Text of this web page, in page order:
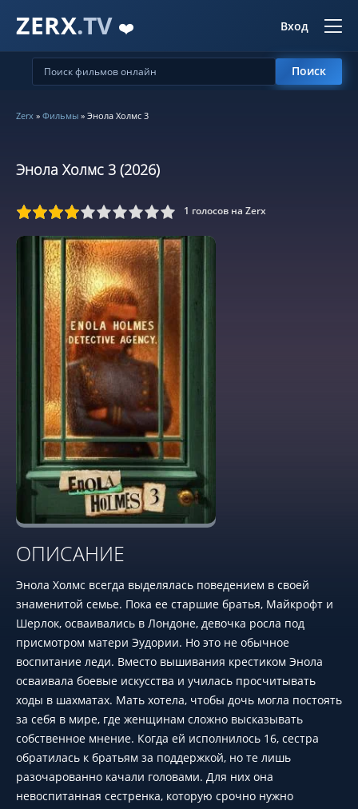
ZERX.TV ❤️ Вход
Поиск
Zerx » Фильмы » Энола Холмс 3
Энола Холмс 3 (2026)
6 7 8 9 10 1 голосов на Zerx
ОПИСАНИЕ
Энола Холмс всегда выделялась поведением в своей
знаменитой семье. Пока ее старшие братья, Майкрофт и
Шерлок, осваивались в Лондоне, девочка росла под
присмотром матери Эудории. Но это не обычное
воспитание леди. Вместо вышивания крестиком Энола
осваивала боевые искусства и училась просчитывать
ходы в шахматах. Мать хотела, чтобы дочь могла постоять
за себя в мире, где женщинам сложно высказывать
собственное мнение. Когда ей исполнилось 16, сестра
обратилась к братьям за поддержкой, но те лишь
разочарованно качали головами. Для них она
невоспитанная сестренка, которую срочно нужно